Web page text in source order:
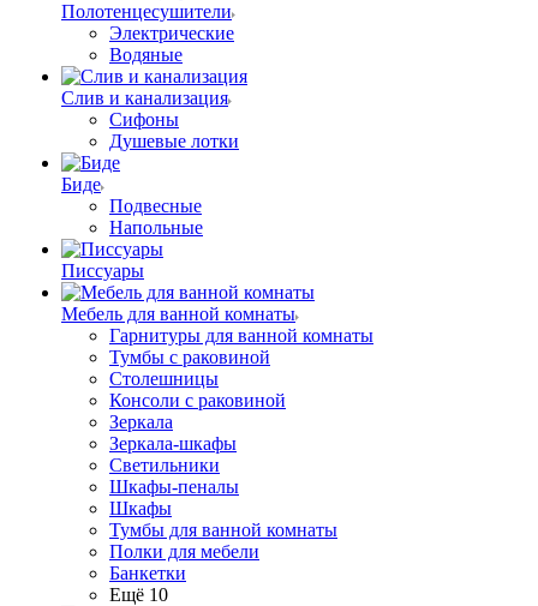
Полотенцесушители
Электрические
Водяные
Слив и канализация
Сифоны
Душевые лотки
Биде
Подвесные
Напольные
Писсуары
Мебель для ванной комнаты
Гарнитуры для ванной комнаты
Тумбы с раковиной
Столешницы
Консоли с раковиной
Зеркала
Зеркала-шкафы
Светильники
Шкафы-пеналы
Шкафы
Тумбы для ванной комнаты
Полки для мебели
Банкетки
Ещё 10